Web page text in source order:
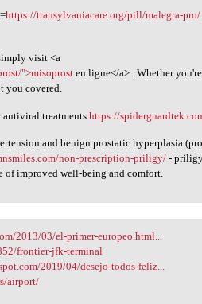
https://transylvaniacare.org/pill/malegra-pro/
visit <a
">misoprost en ligne</a> . Whether
you covered.
antiviral treatmentshttps://
and benign prostatic hyperplasia
non-prescription-priligy/ -
of improved well-being and comfort.
2013/03/el-primer-europeo.html...
frontier-jfk-terminal
2019/04/desejo-todos-feliz...
airport/